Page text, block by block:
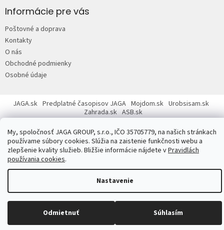
My, spoločnosť JAGA GROUP, s.r.o., IČO 35705779, na našich stránkach
používame súbory cookies. Slúžia na zaistenie funkčnosti webu a
zlepšenie kvality služieb. Bližšie informácie nájdete vPravidlách
používania cookies.
Nastavenie
Odmietnuť Súhlasím
p
e
Informácie pre vás
Poštovné a doprava
Kontakty
O nás
Obchodné podmienky
Osobné údaje
JAGA.sk Predplatné časopisov JAGA Mojdom.sk Urobsisam.sk
Zahrada.sk ASB.sk
Copyright 2026JAGASTORE.sk. Všetky práva vyhradené.Upraviť
nastavenie cookies